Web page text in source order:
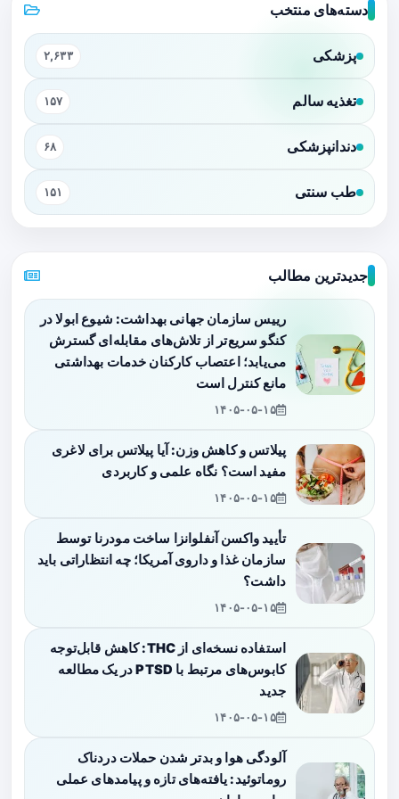
دسته‌های منتخب
پزشکی ۲,۶۳۳
تغذیه سالم ۱۵۷
دندانپزشکی ۶۸
طب سنتی ۱۵۱
جدیدترین مطالب
رییس سازمان جهانی بهداشت: شیوع ابولا در
کنگو سریع‌تر از تلاش‌های مقابله‌ای گسترش
می‌یابد؛ اعتصاب کارکنان خدمات بهداشتی
مانع کنترل است
۱۴۰۵-۰۵-۱۵
پیلاتس و کاهش وزن: آیا پیلاتس برای لاغری
مفید است؟ نگاه علمی و کاربردی
۱۴۰۵-۰۵-۱۵
تأیید واکسن آنفلوانزا ساخت مودرنا توسط
سازمان غذا و داروی آمریکا؛ چه انتظاراتی باید
داشت؟
۱۴۰۵-۰۵-۱۵
استفاده نسخه‌ای از THC: کاهش قابل‌توجه
کابوس‌های مرتبط با PTSD در یک مطالعه
جدید
۱۴۰۵-۰۵-۱۵
آلودگی هوا و بدتر شدن حملات دردناک
روماتوئید: یافته‌های تازه و پیامدهای عملی